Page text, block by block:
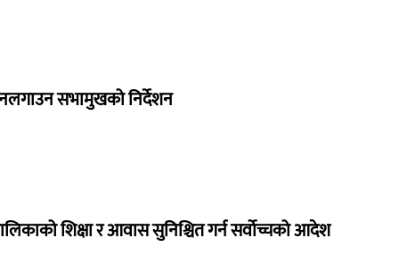
सभामुखको निर्देशन
शिक्षा र आवास सुनिश्चित गर्न सर्वोच्चको आदेश